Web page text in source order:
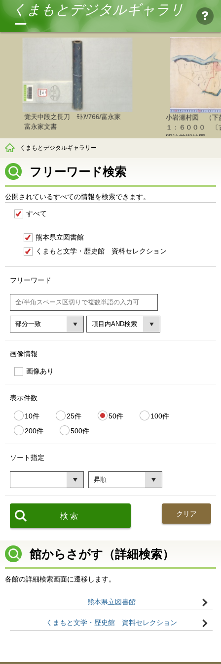
くまもとデジタルギャラリ
ー
之長刀 ﾓﾄｱ/766/富永家
小岩瀬村図 （下益城郡杉合
１：６０００ 〔古地図〕ﾁﾒ/
明治前期地図
くまもとデジタルギャラリー
フリーワード検索
公開されているすべての情報を検索できます。
すべて
熊本県立図書館
くまもと文学・歴史館 資料セレクション
フリーワード
画像情報
画像あり
表示件数
10件 25件 50件
100件
200件
500件
ソート指定
館からさがす（詳細検索）
各館の詳細検索画面に遷移します。
熊本県立図書館
くまもと文学・歴史館 資料セレクション